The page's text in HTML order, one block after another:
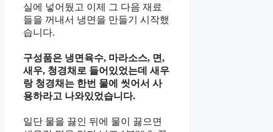
실에 넣어뒀고 이제 그 다음 재료
들을 꺼내서 냉면을 만들기 시작했
습니다.
구성품은 냉면육수, 마라소스, 면,
새우, 청경채로 들어있었는데 새우
랑 청경채는 한번 물에 씻어서 사
용하라고 나와있었습니다.
일단 물을 끓인 뒤에 물이 끓으면